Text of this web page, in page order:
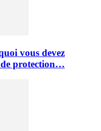
vous devez
de protection…